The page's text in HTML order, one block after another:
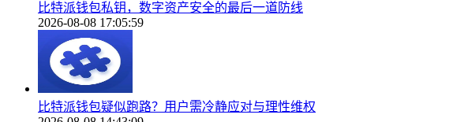
比特派钱包私钥，数字资产安全的最后一道防线
2026-08-08 17:05:59
比特派钱包疑似跑路？用户需冷静应对与理性维权